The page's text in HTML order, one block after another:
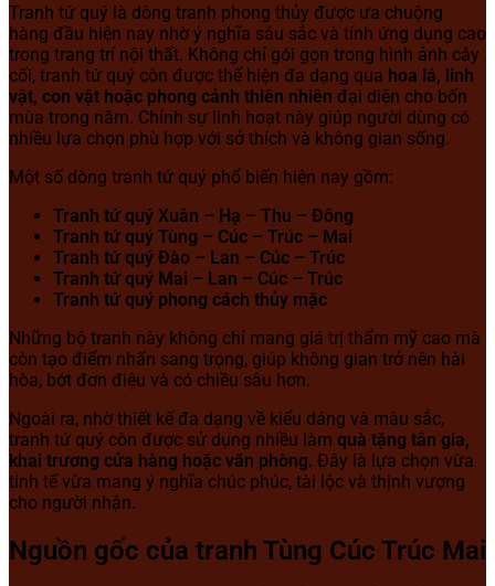
Tranh tứ quý là dòng tranh phong thủy được ưa chuộng
hàng đầu hiện nay nhờ ý nghĩa sâu sắc và tính ứng dụng cao
trong trang trí nội thất. Không chỉ gói gọn trong hình ảnh cây
cối, tranh tứ quý còn được thể hiện đa dạng qua hoa lá, linh
vật, con vật hoặc phong cảnh thiên nhiên đại diện cho bốn
mùa trong năm. Chính sự linh hoạt này giúp người dùng có
nhiều lựa chọn phù hợp với sở thích và không gian sống.
Một số dòng tranh tứ quý phổ biến hiện nay gồm:
Tranh tứ quý Xuân – Hạ – Thu – Đông
Tranh tứ quý Tùng – Cúc – Trúc – Mai
Tranh tứ quý Đào – Lan – Cúc – Trúc
Tranh tứ quý Mai – Lan – Cúc – Trúc
Tranh tứ quý phong cách thủy mặc
Những bộ tranh này không chỉ mang giá trị thẩm mỹ cao mà
còn tạo điểm nhấn sang trọng, giúp không gian trở nên hài
hòa, bớt đơn điệu và có chiều sâu hơn.
Ngoài ra, nhờ thiết kế đa dạng về kiểu dáng và màu sắc,
tranh tứ quý còn được sử dụng nhiều làm quà tặng tân gia,
khai trương cửa hàng hoặc văn phòng. Đây là lựa chọn vừa
tinh tế vừa mang ý nghĩa chúc phúc, tài lộc và thịnh vượng
cho người nhận.
Nguồn gốc của tranh Tùng Cúc Trúc Mai